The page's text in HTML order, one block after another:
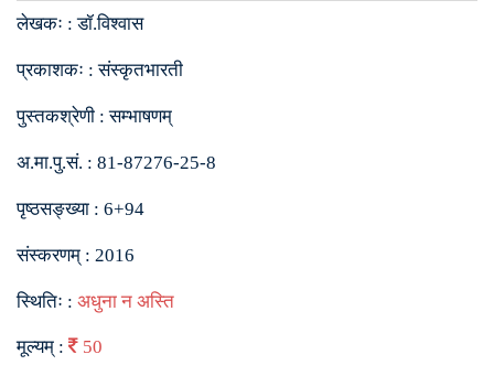
लेखकः :डॉ.विश्वास
प्रकाशकः :संस्कृतभारती
पुस्तकश्रेणी :सम्भाषणम्
अ.मा.पु.सं. : 81-87276-25-8
पृष्ठसङ्ख्या : 6+94
संस्करणम् : 2016
स्थितिः : अधुना न अस्ति
मूल्यम् : 50